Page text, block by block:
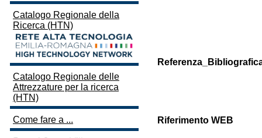
Catalogo Regionale della
Ricerca (HTN)
Catalogo Regionale delle
Attrezzature per la ricerca
(HTN)
Come fare a ... Riferimento WEB